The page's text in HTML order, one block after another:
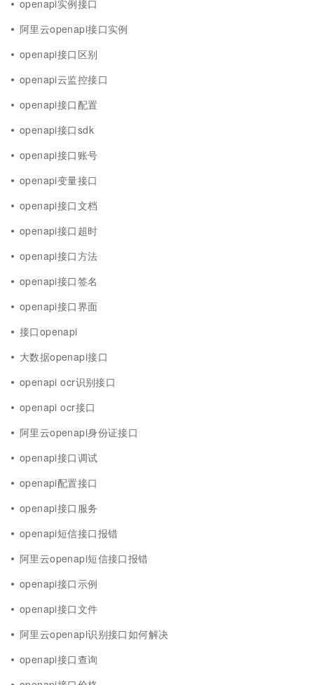
openapi实例接口
阿里云openapi接口实例
openapi接口区别
openapi云监控接口
openapi接口配置
openapi接口sdk
openapi接口账号
openapi变量接口
openapi接口文档
openapi接口超时
openapi接口方法
openapi接口签名
openapi接口界面
接口openapi
大数据openapi接口
openapi ocr识别接口
openapi ocr接口
阿里云openapi身份证接口
openapi接口调试
openapi配置接口
openapi接口服务
openapi短信接口报错
阿里云openapi短信接口报错
openapi接口示例
openapi接口文件
阿里云openapi识别接口如何解决
openapi接口查询